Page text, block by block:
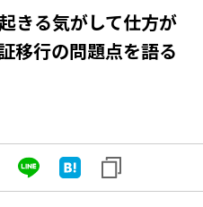
きる気がして仕方が
移行の問題点を語る